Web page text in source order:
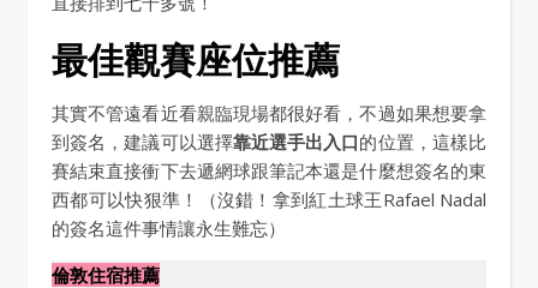
最佳觀賽座位推薦
其實不管遠看近看親臨現場都很好看，不過如果想要拿
到簽名，建議可以選擇靠近選手出入口的位置，這樣比
賽結束直接衝下去遞網球跟筆記本還是什麼想簽名的東
西都可以快狠準！（沒錯！拿到紅土球王Rafael Nadal
的簽名這件事情讓永生難忘）
倫敦住宿推薦